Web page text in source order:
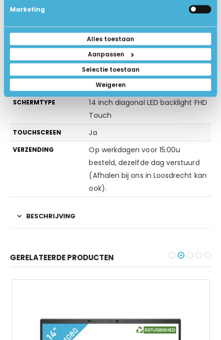
Marketing
Alles toestaan
Aanpassen
Selectie toestaan
Weigeren
INSTALLATIE
Deze Windows laptop is direct
klaar voor gebruik, even
aanmelden op uw WiFi Netwerk en
genieten maar!
Aluminium
Adapter & Netsnoer
SCHERMTYPE
14 inch diagonal LED backlight FHD
Touch
TOUCHSCREEN Ja
VERZENDING
Op werkdagen voor 15:00u
besteld, dezelfde dag verstuurd
(Afhalen bij ons in Loosdrecht kan
ook).
BESCHRIJVING
GERELATEERDE PRODUCTEN